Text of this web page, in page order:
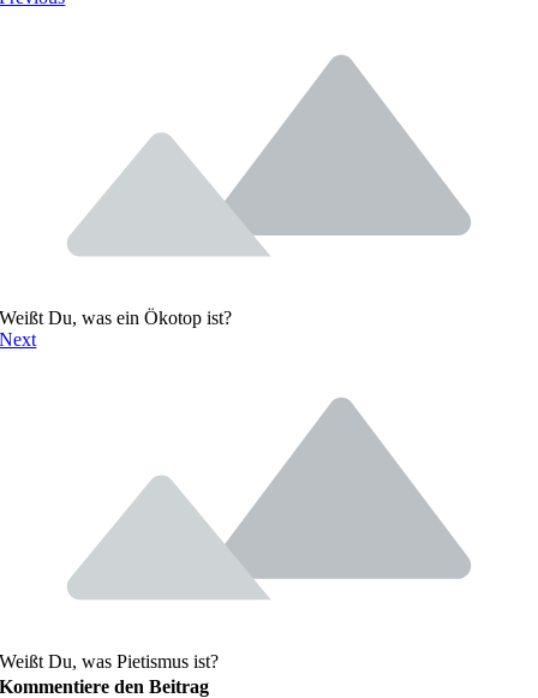
Weißt Du, was ein Ökotop ist?
Next
Weißt Du, was Pietismus ist?
Kommentiere den Beitrag